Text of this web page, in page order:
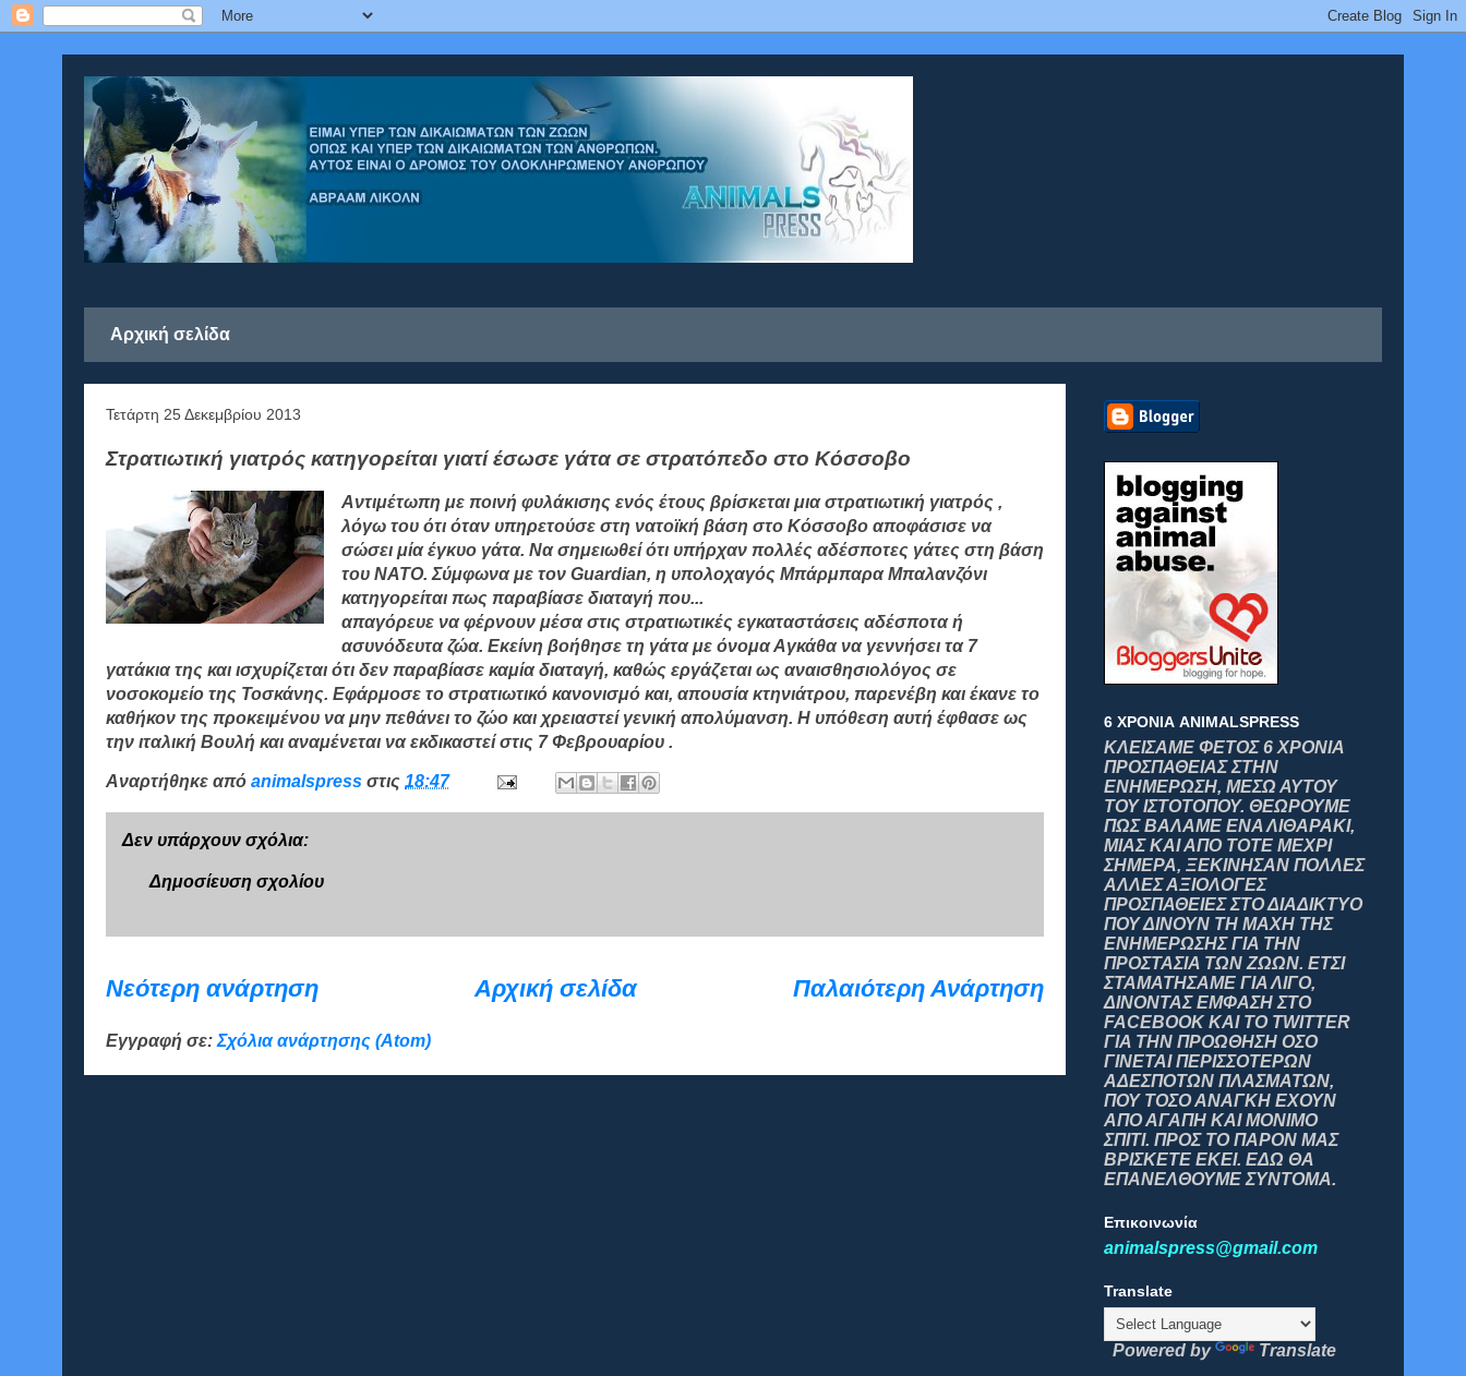
Αρχική σελίδα
Τετάρτη 25 Δεκεμβρίου 2013
Στρατιωτική γιατρός κατηγορείται γιατί έσωσε γάτα σε στρατόπεδο στο Κόσσοβο
Αντιμέτωπη με ποινή φυλάκισης ενός έτους βρίσκεται μια στρατιωτική γιατρός ,
λόγω του ότι όταν υπηρετούσε στη νατοϊκή βάση στο Κόσσοβο αποφάσισε να
σώσει μία έγκυο γάτα. Να σημειωθεί ότι υπήρχαν πολλές αδέσποτες γάτες στη βάση
του ΝΑΤΟ. Σύμφωνα με τον Guardian, η υπολοχαγός Μπάρμπαρα Μπαλανζόνι
κατηγορείται πως παραβίασε διαταγή που...
απαγόρευε να φέρνουν μέσα στις στρατιωτικές εγκαταστάσεις αδέσποτα ή
ασυνόδευτα ζώα. Εκείνη βοήθησε τη γάτα με όνομα Αγκάθα να γεννήσει τα 7
γατάκια της και ισχυρίζεται ότι δεν παραβίασε καμία διαταγή, καθώς εργάζεται ως αναισθησιολόγος σε
νοσοκομείο της Τοσκάνης. Εφάρμοσε το στρατιωτικό κανονισμό και, απουσία κτηνιάτρου, παρενέβη και έκανε το
καθήκον της προκειμένου να μην πεθάνει το ζώο και χρειαστεί γενική απολύμανση. Η υπόθεση αυτή έφθασε ως
την ιταλική Βουλή και αναμένεται να εκδικαστεί στις 7 Φεβρουαρίου .
Αναρτήθηκε από animalspress στις 18:47
Δεν υπάρχουν σχόλια:
Δημοσίευση σχολίου
Νεότερη ανάρτηση Παλαιότερη Ανάρτηση
Αρχική σελίδα
Εγγραφή σε: Σχόλια ανάρτησης (Atom)
6 ΧΡΟΝΙΑ ANIMALSPRESS
ΚΛΕΙΣΑΜΕ ΦΕΤΟΣ 6 ΧΡΟΝΙΑ
ΠΡΟΣΠΑΘΕΙΑΣ ΣΤΗΝ
ΕΝΗΜΕΡΩΣΗ, ΜΕΣΩ ΑΥΤΟΥ
ΤΟΥ ΙΣΤΟΤΟΠΟΥ. ΘΕΩΡΟΥΜΕ
ΠΩΣ ΒΑΛΑΜΕ ΕΝΑ ΛΙΘΑΡΑΚΙ,
ΜΙΑΣ ΚΑΙ ΑΠΟ ΤΟΤΕ ΜΕΧΡΙ
ΣΗΜΕΡΑ, ΞΕΚΙΝΗΣΑΝ ΠΟΛΛΕΣ
ΑΛΛΕΣ ΑΞΙΟΛΟΓΕΣ
ΠΡΟΣΠΑΘΕΙΕΣ ΣΤΟ ΔΙΑΔΙΚΤΥΟ
ΠΟΥ ΔΙΝΟΥΝ ΤΗ ΜΑΧΗ ΤΗΣ
ΕΝΗΜΕΡΩΣΗΣ ΓΙΑ ΤΗΝ
ΠΡΟΣΤΑΣΙΑ ΤΩΝ ΖΩΩΝ. ΕΤΣΙ
ΣΤΑΜΑΤΗΣΑΜΕ ΓΙΑ ΛΙΓΟ,
ΔΙΝΟΝΤΑΣ ΕΜΦΑΣΗ ΣΤΟ
FACEBOOK ΚΑΙ ΤΟ TWITTER
ΓΙΑ ΤΗΝ ΠΡΟΩΘΗΣΗ ΟΣΟ
ΓΙΝΕΤΑΙ ΠΕΡΙΣΣΟΤΕΡΩΝ
ΑΔΕΣΠΟΤΩΝ ΠΛΑΣΜΑΤΩΝ,
ΠΟΥ ΤΟΣΟ ΑΝΑΓΚΗ ΕΧΟΥΝ
ΑΠΟ ΑΓΑΠΗ ΚΑΙ ΜΟΝΙΜΟ
ΣΠΙΤΙ. ΠΡΟΣ ΤΟ ΠΑΡΟΝ ΜΑΣ
ΒΡΙΣΚΕΤΕ ΕΚΕΙ. ΕΔΩ ΘΑ
ΕΠΑΝΕΛΘΟΥΜΕ ΣΥΝΤΟΜΑ.
Επικοινωνία
animalspress@gmail.com
Translate
Powered by Translate